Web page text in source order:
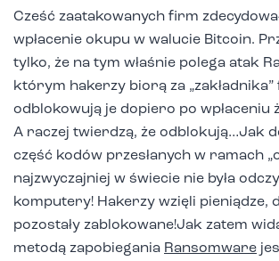
Cześć zaatakowanych firm
wpłacenie okupu w walucie Bitcoin.
tylko, że na tym właśnie polega atak
którym hakerzy biorą za
odblokowują je dopiero po wpłaceniu
A raczej twierdzą, że odblokują…Jak
część kodów przesłanych w ramach
najzwyczajniej w świecie nie była
komputery! Hakerzy wzięli pieniądze,
pozostały zablokowane!Jak zatem
metodą zapobiegania Ransomware